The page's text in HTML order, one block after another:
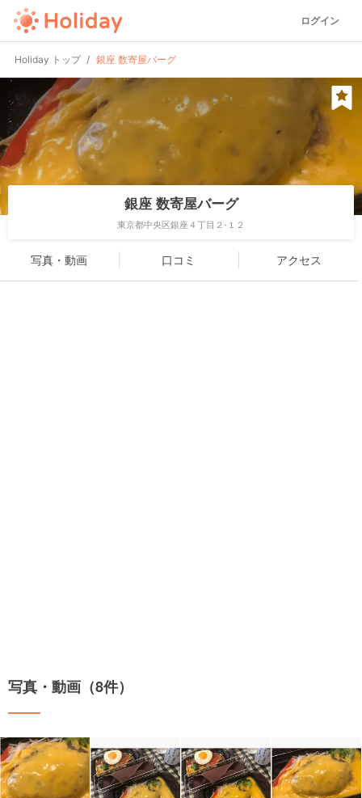
ログイン
Holiday トップ 銀座 数寄屋バーグ
銀座 数寄屋バーグ
東京都中央区銀座４丁目２-１２
写真・動画 口コミ アクセス
写真・動画（8件）